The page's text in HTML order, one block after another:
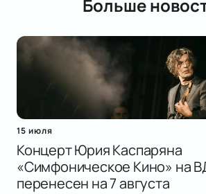
Больше
15 июля
Концерт Юрия Каспаряна
«Симфоническое Кино» на
перенесен на 7 августа